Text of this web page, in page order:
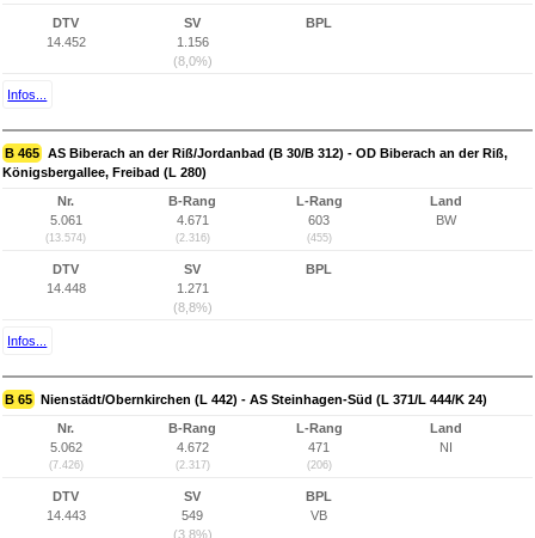
DTV
14.452
SV
1.156
(8,0%)
BPL
Infos...
B 465 AS Biberach an der Riß/Jordanbad (B 30/B 312) - OD Biberach an der Riß,
Königsbergallee, Freibad (L 280)
Nr.
5.061
(13.574)
B-Rang
4.671
(2.316)
L-Rang
603
(455)
Land
BW
DTV
14.448
SV
1.271
(8,8%)
BPL
Infos...
B 65 Nienstädt/Obernkirchen (L 442) - AS Steinhagen-Süd (L 371/L 444/K 24)
Nr.
5.062
(7.426)
B-Rang
4.672
(2.317)
L-Rang
471
(206)
Land
NI
DTV
14.443
SV
549
(3,8%)
BPL
VB